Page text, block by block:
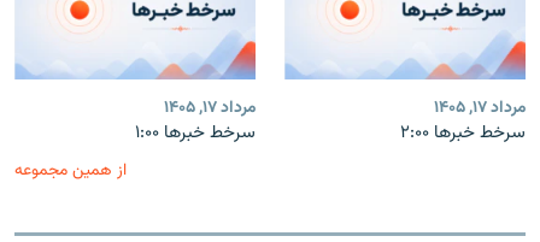
مرداد ۱۷, ۱۴۰۵
سرخط خبرها ۲:۰۰
مرداد ۱۷, ۱۴۰۵
سرخط خبرها ۱:۰۰
از همین مجموعه